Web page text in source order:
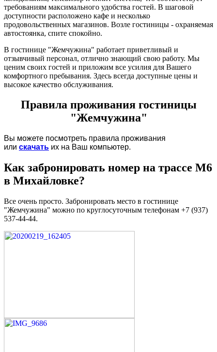
требованиям максимального удобства гостей. В шаговой
доступности расположено кафе и несколько
продовольственных магазинов. Возле гостиницы - охраняемая
автостоянка, спите спокойно.
В гостинице "Жемчужина" работает приветливый и
отзывчивый персонал, отлично знающий свою работу. Мы
ценим своих гостей и приложим все усилия для Вашего
комфортного пребывания. Здесь всегда доступные цены и
высокое качество обслуживания.
Правила проживания гостиницы
"Жемчужина"
Вы можете посмотреть правила проживания
или скачать их на Ваш компьютер.
Как забронировать номер на трассе М6
в Михайловке?
Все очень просто. Забронировать место в гостинице
"Жемчужина" можно по круглосуточным телефонам +7 (937)
537-44-44.